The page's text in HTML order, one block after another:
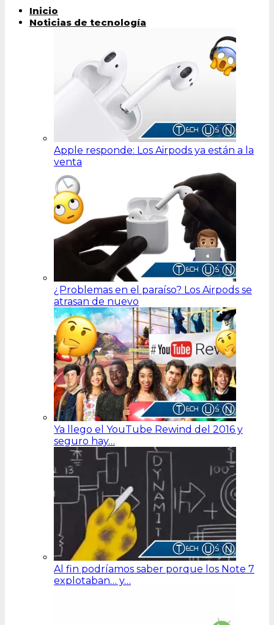
Inicio
Noticias de tecnología
Apple responde: Los Airpods ya están a la
venta
¿Problemas en el paraíso? Los Airpods se
atrasan de nuevo
Ya llego el YouTube Rewind del 2016 y
seguro hay…
Al fin podríamos saber porque los Note 7
explotaban… y…